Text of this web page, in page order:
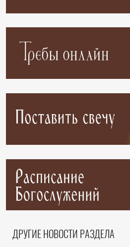
ДРУГИЕ НОВОСТИ РАЗДЕЛА